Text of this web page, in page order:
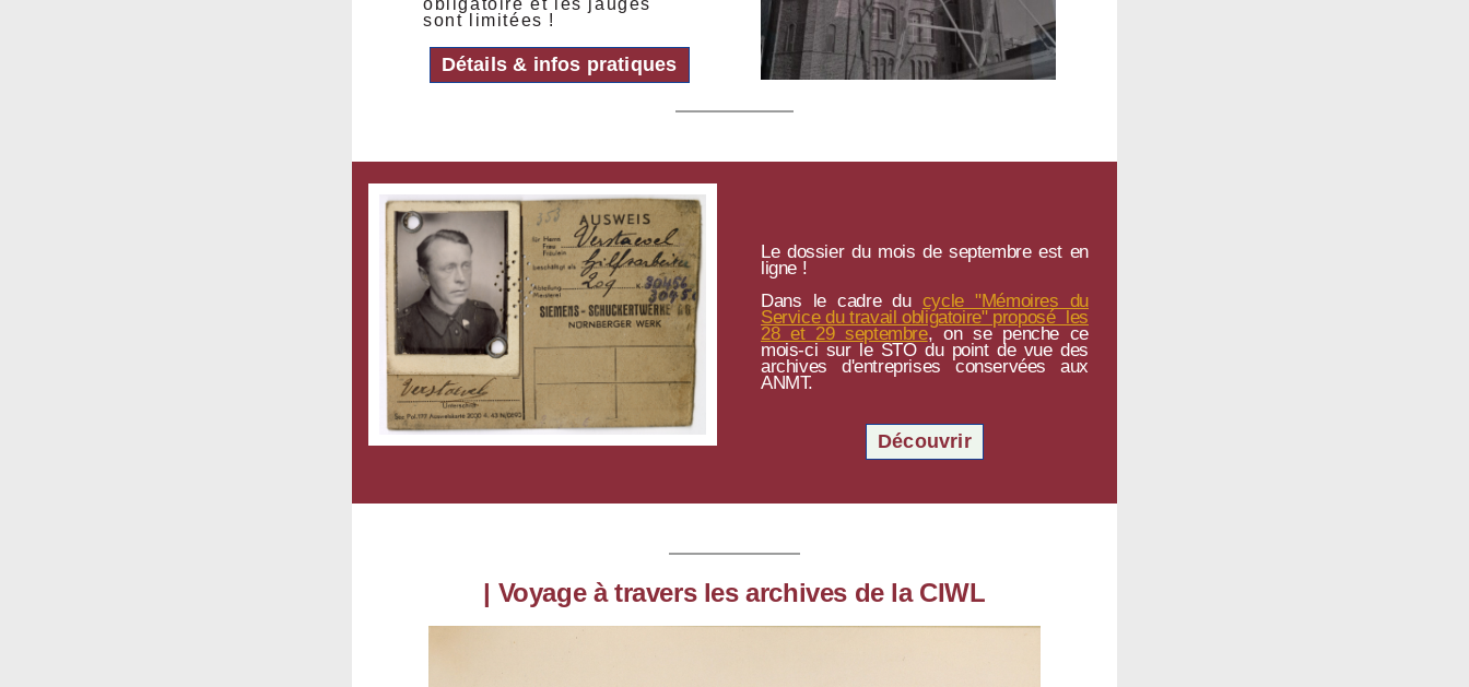
obligatoire et les jauges
sont limitées !
Détails & infos pratiques
Le dossier du mois de septembre est en
ligne !
Dans le cadre du cycle "Mémoires du
Service du travail obligatoire" proposé les
28 et 29 septembre, on se penche ce
mois-ci sur le STO du point de vue des
archives d'entreprises conservées aux
ANMT.
Découvrir
| Voyage à travers les archives de la CIWL